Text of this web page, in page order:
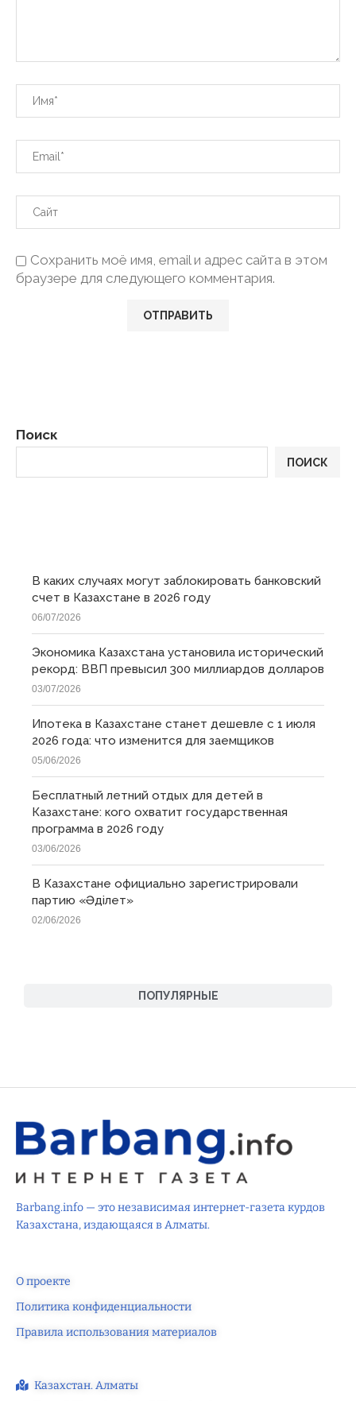
Сохранить моё имя, email и адрес сайта в этом
браузере для следующего комментария.
Поиск
ПОИСК
ПОПУЛЯРНЫЕ
В каких случаях могут заблокировать банковский
счет в Казахстане в 2026 году
06/07/2026
Экономика Казахстана установила исторический
рекорд: ВВП превысил 300 миллиардов долларов
03/07/2026
Ипотека в Казахстане станет дешевле с 1 июля
2026 года: что изменится для заемщиков
05/06/2026
Бесплатный летний отдых для детей в
Казахстане: кого охватит государственная
программа в 2026 году
03/06/2026
В Казахстане официально зарегистрировали
партию «Əділет»
02/06/2026
Barbang.info — это независимая интернет-газета курдов
Казахстана, издающаяся в Алматы.
О проекте
Политика конфиденциальности
Правила использования материалов
Казахстан. Алматы